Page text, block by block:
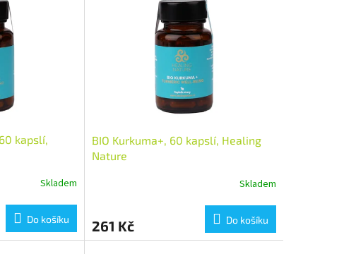
kapslí,
Skladem
Do košíku
BIO Kurkuma+, 60 kapslí, Healing
Nature
Skladem
261 Kč Do košíku